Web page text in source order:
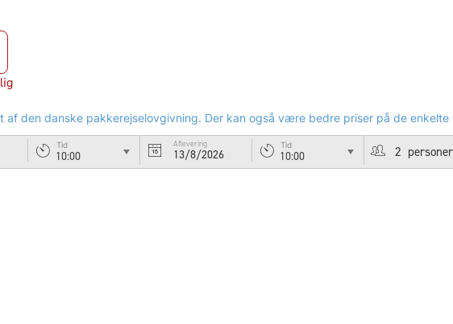
den danske pakkerejselovgivning. Der kan også være bedre priser på de enkelte
Tid
10:00
Aflevering
13/8/2026
Tid
10:00